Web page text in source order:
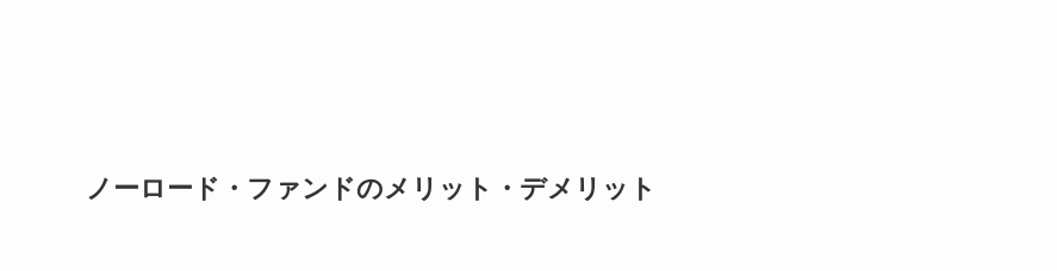
ノーロード・ファンドのメリット・デメリット